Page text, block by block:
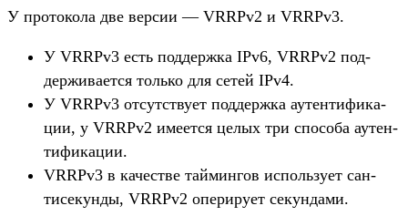
У про­токо­ла две вер­сии — VRRPv2 и VRRPv3.
У VRRPv3 есть под­дер­жка IPv6, VRRPv2 под­
держи­вает­ся толь­ко для сетей IPv4.
У VRRPv3 отсутс­тву­ет под­дер­жка аутен­тифика­
ции, у VRRPv2 име­ется целых три спо­соба аутен­
тифика­ции.
VRRPv3 в качес­тве тай­мин­гов исполь­зует сан­
тисекун­ды, VRRPv2 опе­риру­ет секун­дами.